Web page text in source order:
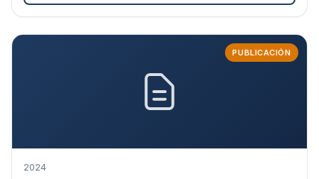
PUBLICACIÓN
2024